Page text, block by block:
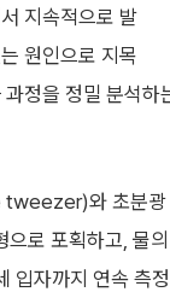
지속적으로 발
원인으로 지목
정을 정밀 분석하
와 초분광
로 포획하고, 물
입자까지 연속 측